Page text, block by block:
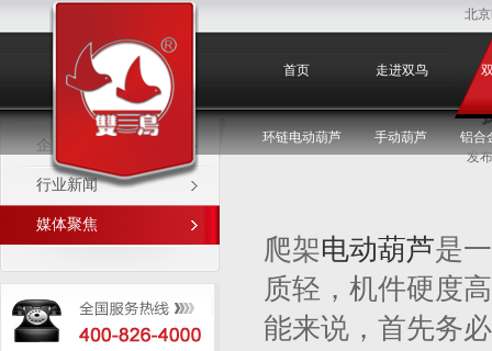
北
首页 走进双鸟
环链电动葫芦 手动葫芦 铝合
媒体聚焦
企业新闻
行业新闻
媒体聚焦
发
爬架电动葫芦是
质轻，机件硬度
能来说，首先务